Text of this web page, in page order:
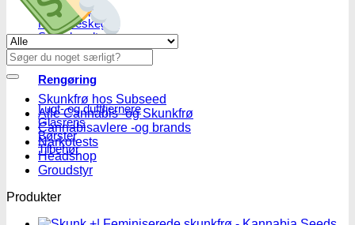
Røgelsespinde
Røgelseskegler
Salviebundter
Røgelsesholdere
Rengøring
Lugt- og duftfjernere
Glasrens
Børster
Tilbehør
Se alle tilbud her
Søg
efter:
Skunkfrø hos Subseed
Alle Cannabis -og Skunkfrø
Cannabisavlere -og brands
Narkotests
Headshop
Groudstyr
Produkter